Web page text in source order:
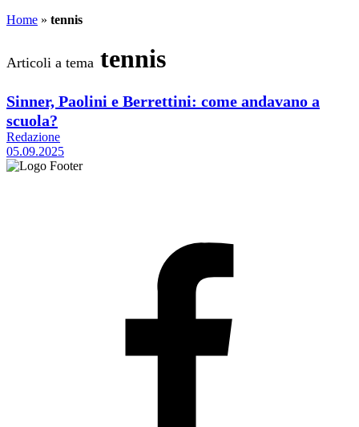
Home » tennis
Articoli a tema tennis
Sinner, Paolini e Berrettini: come andavano a
scuola?
Redazione
05.09.2025